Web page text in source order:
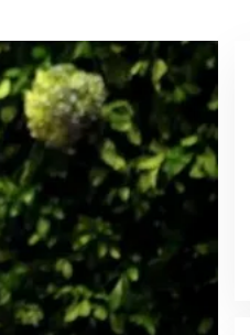
ANTARA SUNNATULLAH
7 Agustus 2026